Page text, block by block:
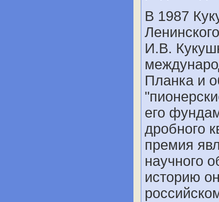
В 1987
И.В.
Планка и
его
дробного
премия
научного
историю